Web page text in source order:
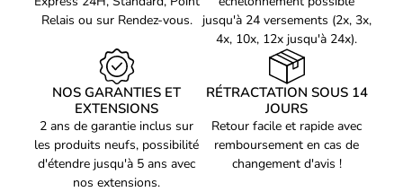
Confort optimalpour des sessions de jeu prolongées
pour une expérience de jeu fiable et sans
Que vous soyez ungamer passionnéou unprofessionnelà la
recherche d'un casque de qualité pour vos compétitions, le
LAB KORP CARBON est le choix parfait pour améliorer votre
expérience de jeu.N'attendez plus
pour vous équiper et plonger
dans l'action.
Relais ou sur Rendez-vous.
jusqu'à 24 versements (2x, 3x,
4x, 10x, 12x jusqu'à 24x).
NOS GARANTIES ET
EXTENSIONS
2 ans de garantie inclus sur
les produits neufs, possibilité
d'étendre jusqu'à 5 ans avec
nos extensions.
RÉTRACTATION SOUS 14
JOURS
Retour facile et rapide avec
remboursement en cas de
changement d'avis !